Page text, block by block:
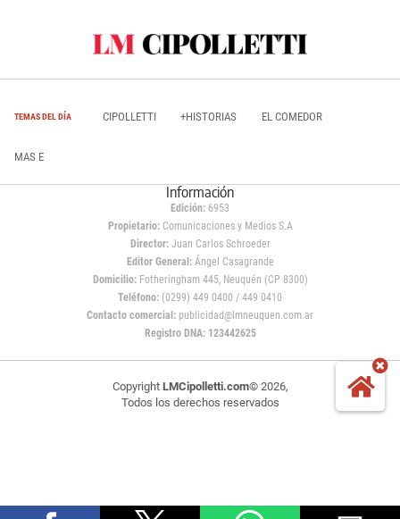
TEMAS DEL DÍA CIPOLLETTI +HISTORIAS EL COMEDOR
MAS E
Información
Edición: 6953
Propietario:Comunicaciones y Medios S.A
Director: Juan Carlos Schroeder
Editor General:Ángel Casagrande
Domicilio:Fotheringham 445, Neuquén (CP 8300)
Teléfono: (0299) 449 0400 / 449 0410
Contacto comercial: publicidad@lmneuquen.com.ar
Registro DNA: 123442625
Copyright LMCipolletti.com© 2026,
Todos los derechos reservados